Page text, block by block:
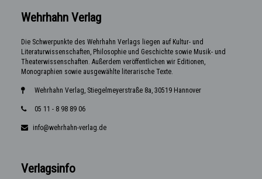
Wehrhahn Verlag
Die Schwerpunkte des Wehrhahn Verlags liegen auf Kultur- und
Literaturwissenschaften, Philosophie und Geschichte sowie Musik- und
Theaterwissenschaften. Außerdem veröffentlichen wir Editionen,
Monographien sowie ausgewählte literarische Texte.
Wehrhahn Verlag, Stiegelmeyerstraße 8a, 30519 Hannover
05 11 - 8 98 89 06
info@wehrhahn-verlag.de
Verlagsinfo